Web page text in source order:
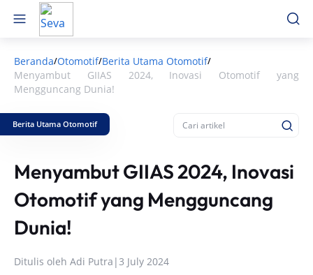
Beranda/Otomotif/Berita Utama Otomotif/
Menyambut GIIAS 2024, Inovasi Otomotif yang
Mengguncang Dunia!
Berita Utama Otomotif
Menyambut GIIAS 2024, Inovasi
Otomotif yang Mengguncang
Dunia!
Ditulis oleh Adi Putra |3 July 2024